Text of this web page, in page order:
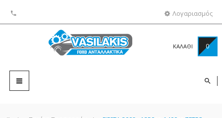
Λογαριασμός
Toggle
navigation
ΚΑΛΑΘΙ 0